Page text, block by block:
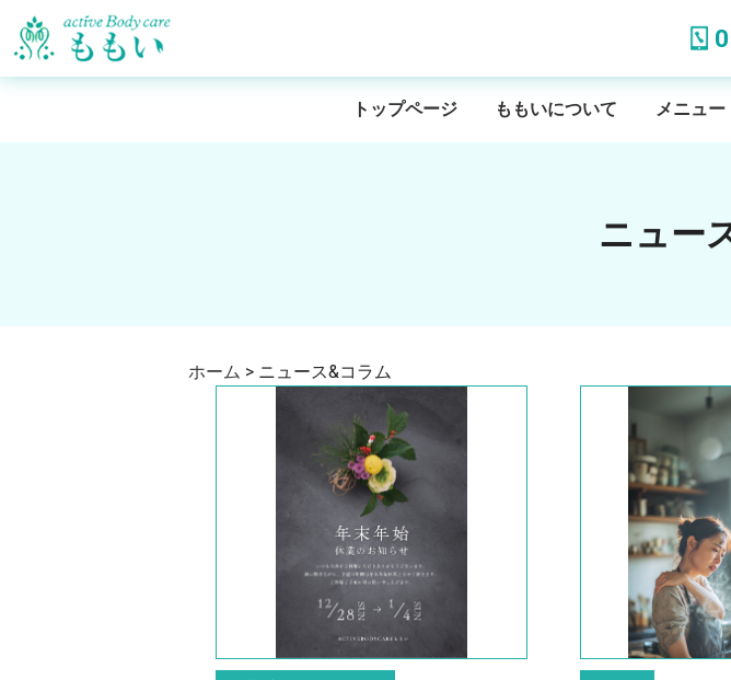
トップページ ももいについて メニュー
ニュー
ホーム > ニュース&コラム